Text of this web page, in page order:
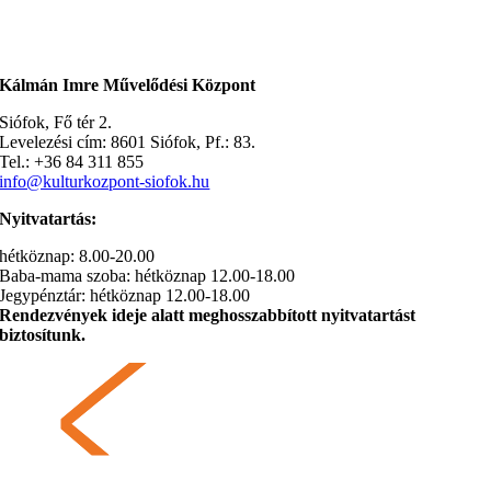
Kálmán Imre Művelődési Központ
Siófok, Fő tér 2.
Levelezési cím: 8601 Siófok, Pf.: 83.
Tel.: +36 84 311 855
info@kulturkozpont-siofok.hu
Nyitvatartás:
hétköznap: 8.00-20.00
Baba-mama szoba: hétköznap 12.00-18.00
Jegypénztár: hétköznap 12.00-18.00
Rendezvények ideje alatt meghosszabbított nyitvatartást
biztosítunk.